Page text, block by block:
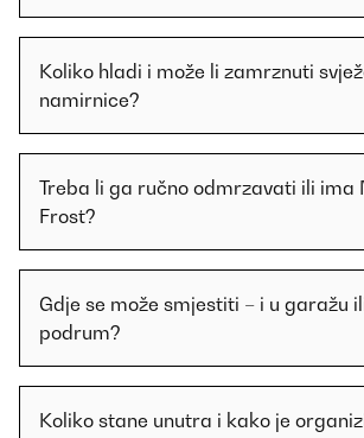
Koliko hladi i može li zamrznuti
namirnice?
Treba li ga ručno odmrzavati ili ima
Frost?
Gdje se može smjestiti – i u garažu
podrum?
Koliko stane unutra i kako je